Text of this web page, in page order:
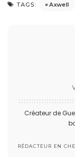
TAGS: Axwell
Créateur de
RÉDACTEUR EN